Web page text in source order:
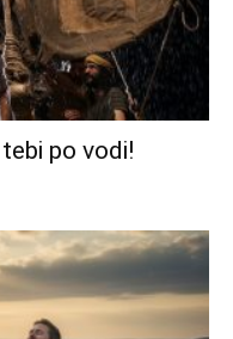
po vodi!